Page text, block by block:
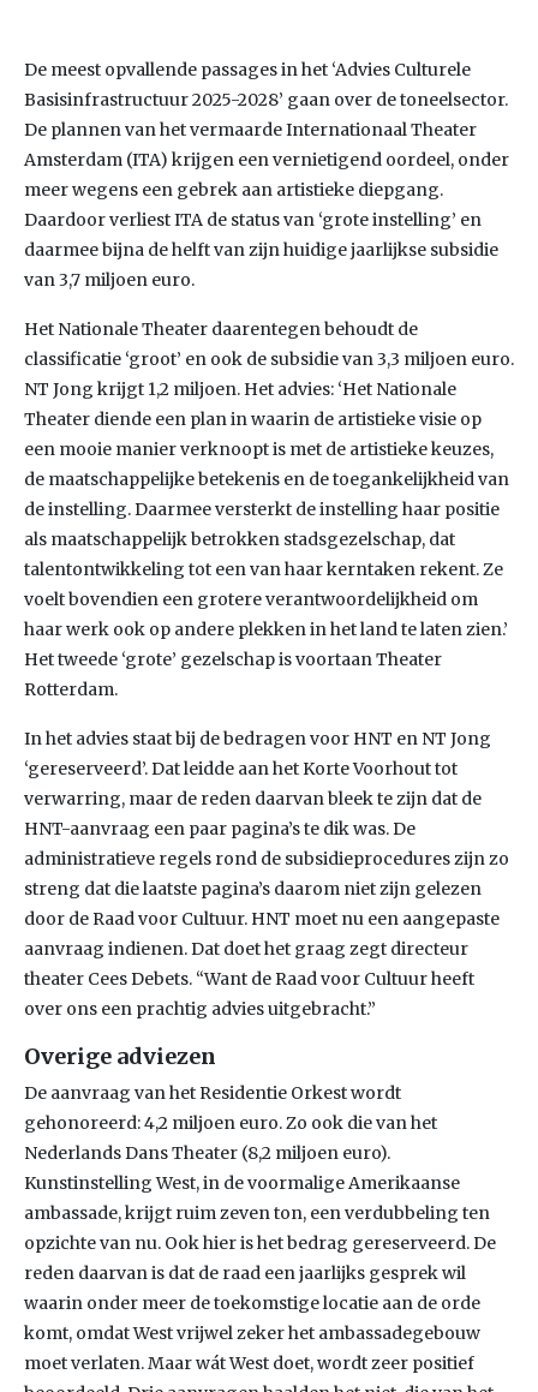
De meest opvallende passages in het ‘Advies Culturele
Basisinfrastructuur 2025-2028’ gaan over de toneelsector.
De plannen van het vermaarde Internationaal Theater
Amsterdam (ITA) krijgen een vernietigend oordeel, onder
meer wegens een gebrek aan artistieke diepgang.
Daardoor verliest ITA de status van ‘grote instelling’ en
daarmee bijna de helft van zijn huidige jaarlijkse subsidie
van 3,7 miljoen euro.
Het Nationale Theater daarentegen behoudt de
classificatie ‘groot’ en ook de subsidie van 3,3 miljoen euro.
NT Jong krijgt 1,2 miljoen. Het advies: ‘Het Nationale
Theater diende een plan in waarin de artistieke visie op
een mooie manier verknoopt is met de artistieke keuzes,
de maatschappelijke betekenis en de toegankelijkheid van
de instelling. Daarmee versterkt de instelling haar positie
als maatschappelijk betrokken stadsgezelschap, dat
talentontwikkeling tot een van haar kerntaken rekent. Ze
voelt bovendien een grotere verantwoordelijkheid om
haar werk ook op andere plekken in het land te laten zien.’
Het tweede ‘grote’ gezelschap is voortaan Theater
Rotterdam.
In het advies staat bij de bedragen voor HNT en NT Jong
‘gereserveerd’. Dat leidde aan het Korte Voorhout tot
verwarring, maar de reden daarvan bleek te zijn dat de
HNT-aanvraag een paar pagina’s te dik was. De
administratieve regels rond de subsidieprocedures zijn zo
streng dat die laatste pagina’s daarom niet zijn gelezen
door de Raad voor Cultuur. HNT moet nu een aangepaste
aanvraag indienen. Dat doet het graag zegt directeur
theater Cees Debets. “Want de Raad voor Cultuur heeft
over ons een prachtig advies uitgebracht.”
Overige adviezen
De aanvraag van het Residentie Orkest wordt
gehonoreerd: 4,2 miljoen euro. Zo ook die van het
Nederlands Dans Theater (8,2 miljoen euro).
Kunstinstelling West, in de voormalige Amerikaanse
ambassade, krijgt ruim zeven ton, een verdubbeling ten
opzichte van nu. Ook hier is het bedrag gereserveerd. De
reden daarvan is dat de raad een jaarlijks gesprek wil
waarin onder meer de toekomstige locatie aan de orde
komt, omdat West vrijwel zeker het ambassadegebouw
moet verlaten. Maar wát West doet, wordt zeer positief